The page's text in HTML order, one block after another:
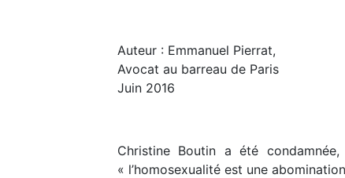
Auteur : Emmanuel Pierrat,
Avocat au barreau de Paris
Juin 2016
Christine Boutin a été
« l’homosexualité est une